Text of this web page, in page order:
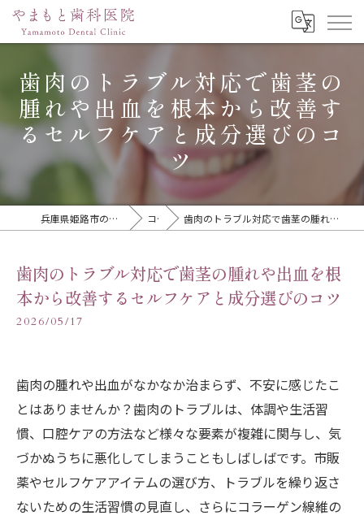
歯肉のトラブル対応で歯茎の
腫れや出血を根本から改善す
るセルフケアと成分選びのコ
ツ
兵庫県姫路市の歯医者ならやまもと歯科医院 コラム 歯肉のトラブル対応で歯茎の腫れや出血を根本から改善するセルフケアと成分選びのコツ
歯肉のトラブル対応で歯茎の腫れや出血を根
本から改善するセルフケアと成分選びのコツ
2026/05/17
歯肉の腫れや出血がなかなか治まらず、不安に感じたこ
とはありませんか？歯肉のトラブルは、体調や生活習
慣、口腔ケアの方法など様々な要素が複雑に関与し、気
づかぬうちに悪化してしまうこともしばしばです。市販
薬やセルフケアアイテムの選び方、トラブルを繰り返さ
ないための生活習慣の見直し、さらにコラーゲン線維の